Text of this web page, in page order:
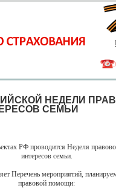
НЕДЕЛИ
СЕМЬИ
РФ проводится Неделя
интересов семьи.
Перечень мероприятий,
правовой помощи: